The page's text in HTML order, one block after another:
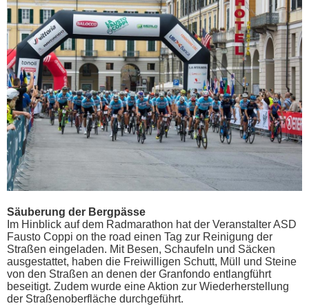
Säuberung der Bergpässe
Im Hinblick auf dem Radmarathon hat der Veranstalter ASD
Fausto Coppi on the road einen Tag zur Reinigung der
Straßen eingeladen. Mit Besen, Schaufeln und Säcken
ausgestattet, haben die Freiwilligen Schutt, Müll und Steine
von den Straßen an denen der Granfondo entlangführt
beseitigt. Zudem wurde eine Aktion zur Wiederherstellung
der Straßenoberfläche durchgeführt.